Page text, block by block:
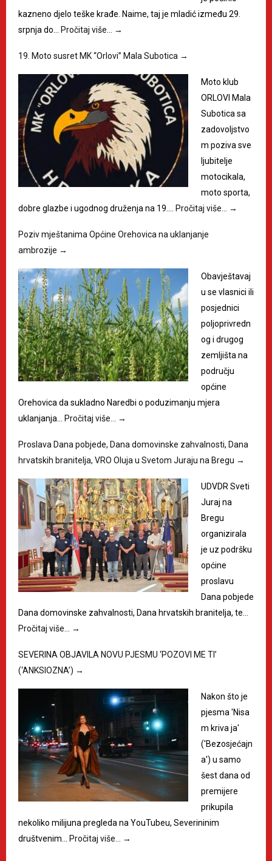
kazneno djelo teške krađe. Naime, taj je mladić između 29.
srpnja do…
Pročitaj više… →
19. Moto susret MK “Orlovi” Mala Subotica →
Moto klub
ORLOVI Mala
Subotica sa
zadovoljstvo
m poziva sve
ljubitelje
motocikala,
moto sporta,
dobre glazbe i ugodnog druženja na 19.…
Pročitaj više… →
Poziv mještanima Općine Orehovica na uklanjanje
ambrozije →
Obavještavaj
u se vlasnici ili
posjednici
poljoprivredn
og i drugog
zemljišta na
području
općine
Orehovica da sukladno Naredbi o poduzimanju mjera
uklanjanja…
Pročitaj više… →
Proslava Dana pobjede, Dana domovinske zahvalnosti, Dana
hrvatskih branitelja, VRO Oluja u Svetom Juraju na Bregu →
UDVDR Sveti
Juraj na
Bregu
organizirala
je uz podršku
općine
proslavu
Dana pobjede
Dana domovinske zahvalnosti, Dana hrvatskih branitelja, te…
Pročitaj više…
→
SEVERINA OBJAVILA NOVU PJESMU ‘POZOVI ME TI’
(‘ANKSIOZNA’) →
Nakon što je
pjesma 'Nisa
m kriva ja'
('Bezosjećajn
a') u samo
šest dana od
premijere
prikupila
nekoliko milijuna pregleda na YouTubeu, Severininim
društvenim…
Pročitaj više… →